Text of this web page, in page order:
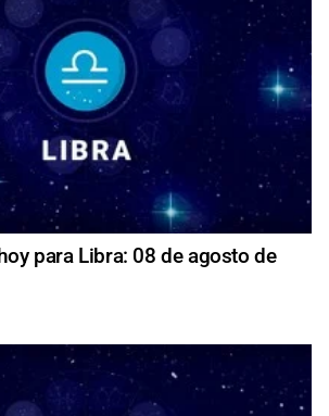
para Libra: 08 de agosto de